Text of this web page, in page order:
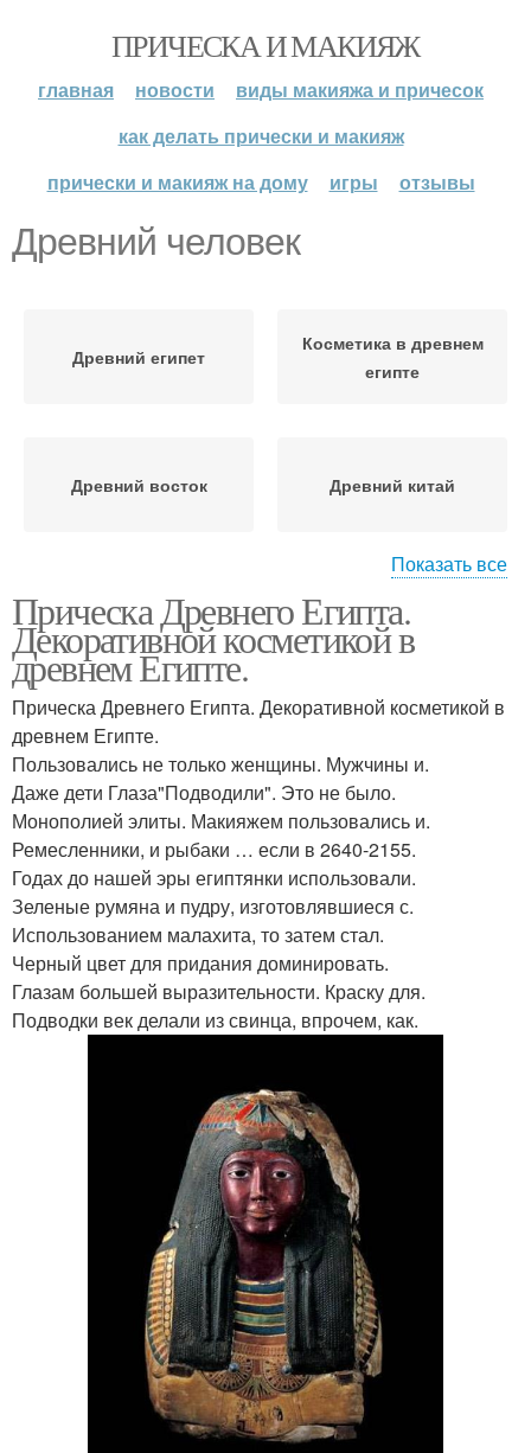
ПРИЧЕСКА И МАКИЯЖ
главная новости
виды макияжа и причесок
как делать прически и макияж
прически и макияж на дому
игры отзывы
Древний человек
Древний египет
Косметика в древнем
египте
Древний восток Древний китай
Древний рим
Показать все
Прическа Древнего Египта.
Декоративной косметикой в
древнем Египте.
Прическа Древнего Египта. Декоративной косметикой в
древнем Египте.
Пользовались не только женщины. Мужчины и.
Даже дети Глаза"Подводили". Это не было.
Монополией элиты. Макияжем пользовались и.
Ремесленники, и рыбаки … если в 2640-2155.
Годах до нашей эры египтянки использовали.
Зеленые румяна и пудру, изготовлявшиеся с.
Использованием малахита, то затем стал.
Черный цвет для придания доминировать.
Глазам большей выразительности. Краску для.
Подводки век делали из свинца, впрочем, как.